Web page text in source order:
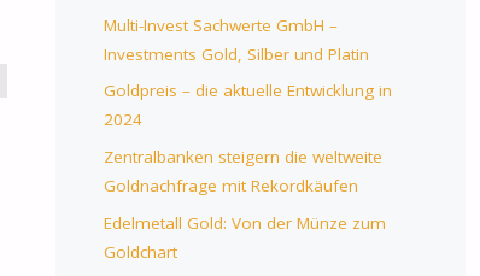
Multi-Invest Sachwerte GmbH –
Investments Gold, Silber und Platin
Goldpreis – die aktuelle Entwicklung in
2024
Zentralbanken steigern die weltweite
Goldnachfrage mit Rekordkäufen
Edelmetall Gold: Von der Münze zum
Goldchart